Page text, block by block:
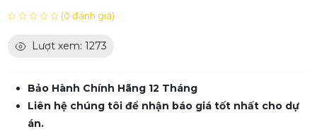
(0 đánh giá)
Lượt xem: 1273
Bảo Hành Chính Hãng 12 Tháng
Liên hệ chúng tôi để nhận báo giá tốt nhất cho dự
án.